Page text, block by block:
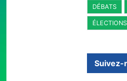
DÉBATS
ÉLECTIONS
Suivez-